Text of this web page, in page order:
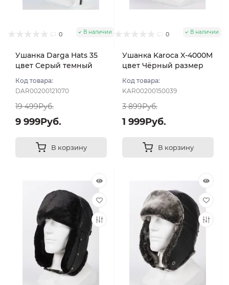
0 В наличии
Ушанка Darga Hats 35
цвет Серый темный
Код товара:
DAR00200121070
19 499Руб.
9 999Руб.
В корзину
0 В наличии
Ушанка Karoca X-4000M
цвет Чёрный размер
Код товара:
KAR00200150039
3 899Руб.
1 999Руб.
В корзину